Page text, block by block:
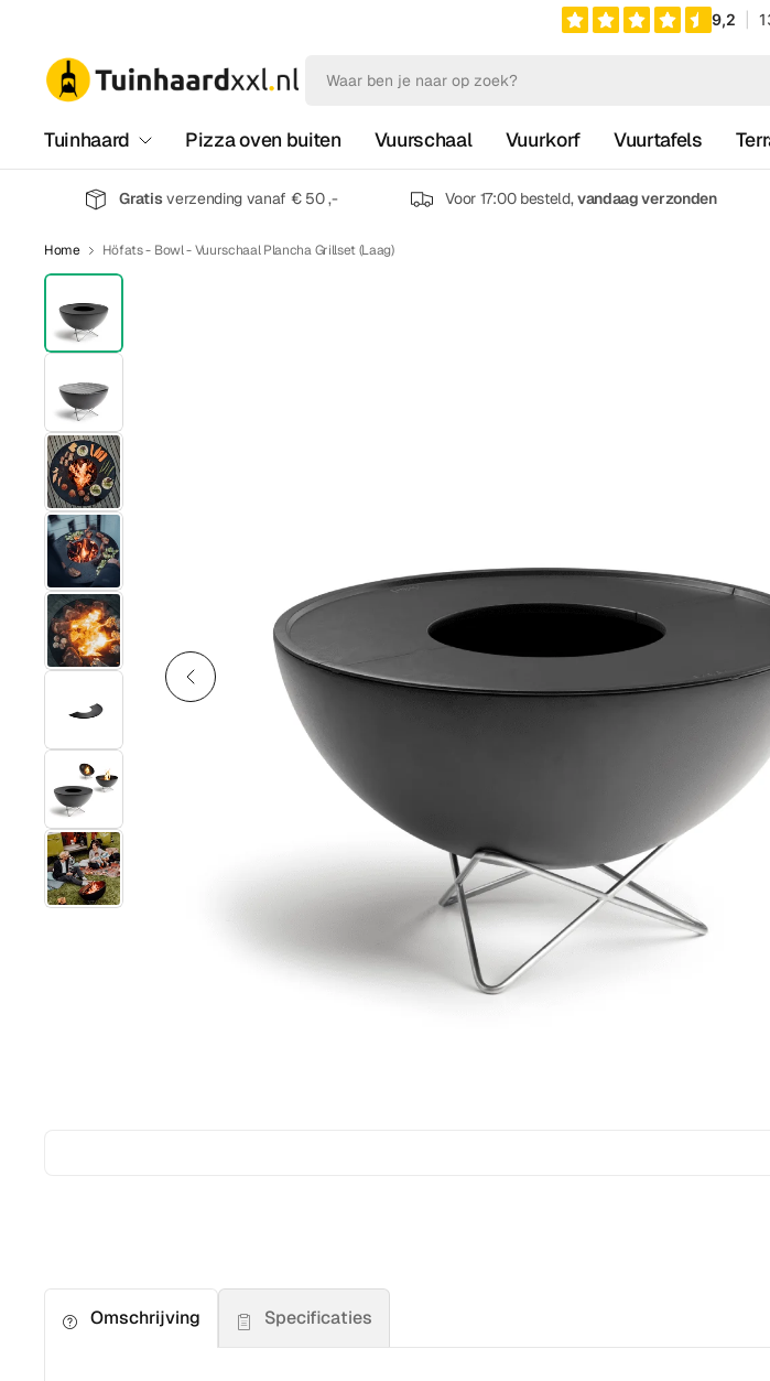
Tuinhaard Pizza oven buiten Vuurschaal Vuurkorf Vuurtafels
Gratisverzending vanaf € 50 ,- Voor 17:00 besteld,vandaag verzonden
Home Höfats - Bowl - Vuurschaal Plancha Grillset (Laag)
Omschrijving Specificaties